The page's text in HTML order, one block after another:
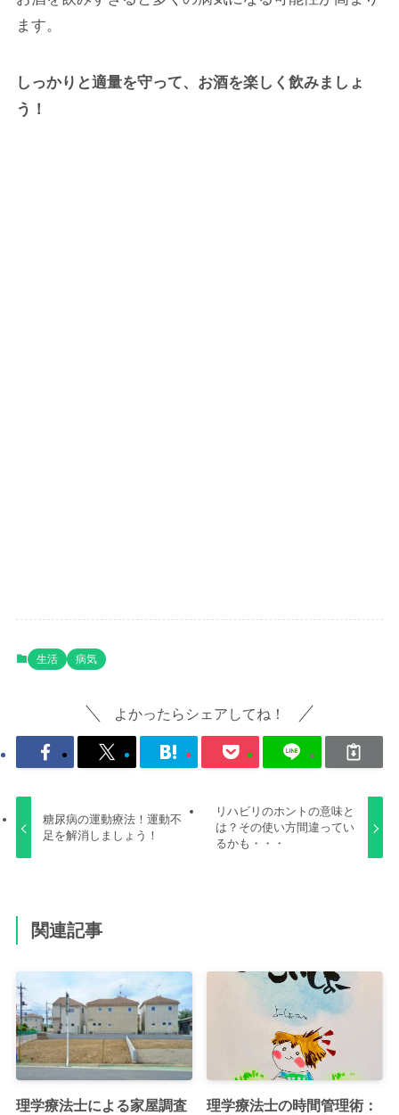
ます。
しっかりと適量を守って、お酒を楽しく飲みましょ
う！
生活 病気
よかったらシェアしてね！
糖尿病の運動療法！運動不
足を解消しましょう！
リハビリのホントの意味と
は？その使い方間違ってい
るかも・・・
関連記事
理学療法士による家屋調査
理学療法士の時間管理術：